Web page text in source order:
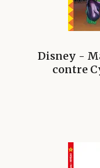
Disney -
contre